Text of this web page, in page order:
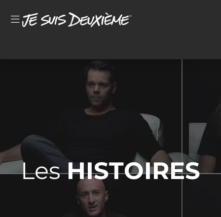
LesHISTOIRES